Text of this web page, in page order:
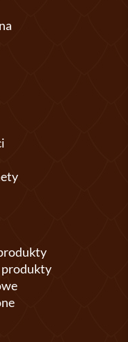
produkty